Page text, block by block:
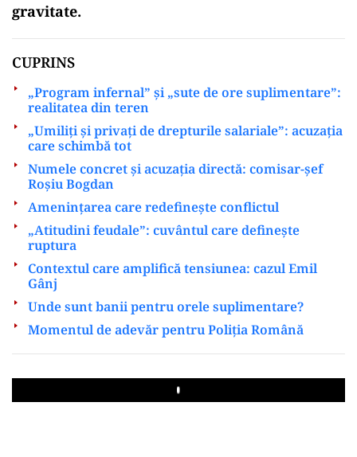
gravitate.
CUPRINS
„Program infernal” și „sute de ore suplimentare”:
realitatea din teren
„Umiliți și privați de drepturile salariale”: acuzația
care schimbă tot
Numele concret și acuzația directă: comisar-șef
Roșiu Bogdan
Amenințarea care redefinește conflictul
„Atitudini feudale”: cuvântul care definește
ruptura
Contextul care amplifică tensiunea: cazul Emil
Gânj
Unde sunt banii pentru orele suplimentare?
Momentul de adevăr pentru Poliția Română
Play